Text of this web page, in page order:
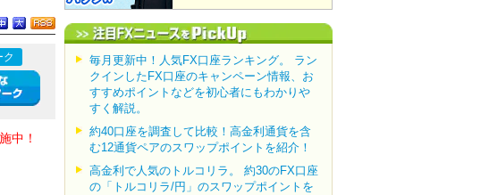
ク
中！
毎月更新中！人気FX口座ランキング。 ラン
クインしたFX口座のキャンペーン情報、お
すすめポイントなどを初心者にもわかりや
すく解説。
約40口座を調査して比較！高金利通貨を含
む12通貨ペアのスワップポイントを紹介！
高金利で人気のトルコリラ。 約30のFX口座
の「トルコリラ/円」のスワップポイントを